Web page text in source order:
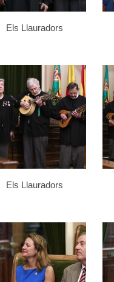
Els Llauradors
Els Llauradors